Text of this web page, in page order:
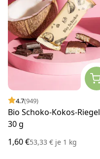
4.7(949)
Bio Schoko-Kokos-Riegel
30 g
1,60 €53,33 € je 1 kg